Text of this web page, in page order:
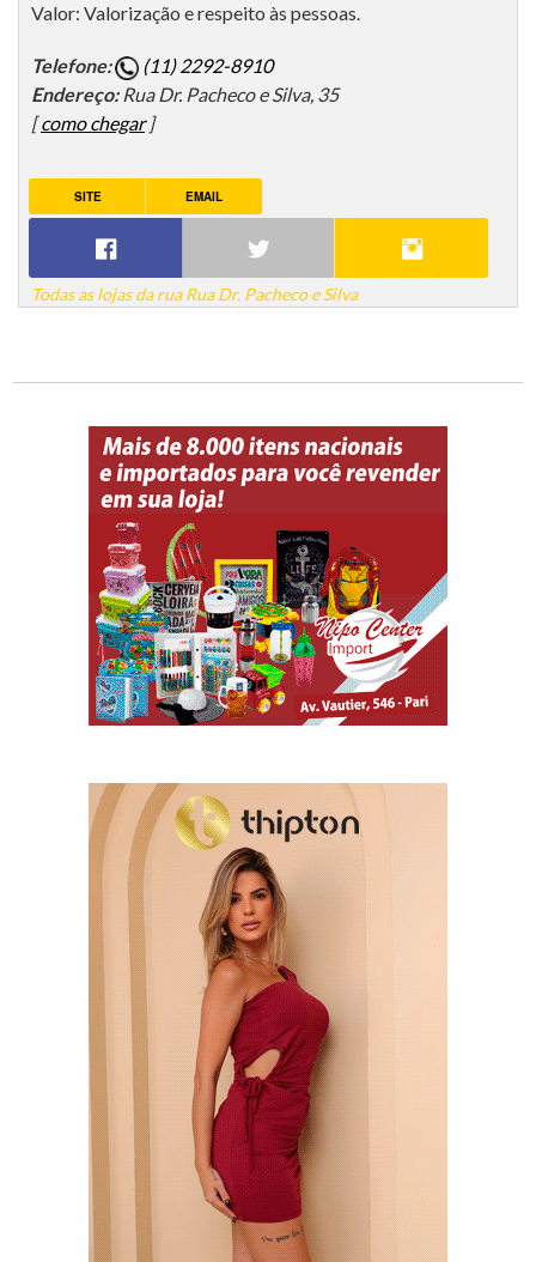
Valor: Valorização e respeito às pessoas.
Telefone:
(11) 2292-8910
Endereço: Rua Dr. Pacheco e Silva, 35
[como chegar]
SITE EMAIL
Todas as lojas da rua Rua Dr. Pacheco e Silva